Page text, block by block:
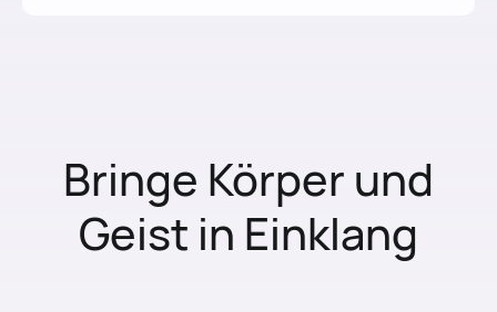
Bringe Körper und
Geist in Einklang